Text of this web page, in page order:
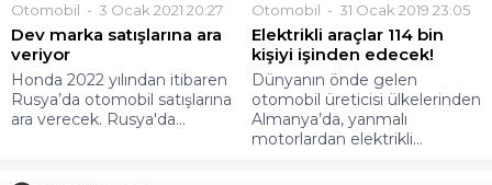
Otomobil 3 Ocak 2021 20:27
Dev marka satışlarına ara
veriyor
Honda 2022 yılından itibaren
Rusya’da otomobil satışlarına
ara verecek. Rusya'da...
Otomobil 31 Ocak 2019 23:05
Elektrikli araçlar 114 bin
kişiyi işinden edecek!
Dünyanın önde gelen
otomobil üreticisi ülkelerinden
Almanya’da, yanmalı
motorlardan elektrikli...